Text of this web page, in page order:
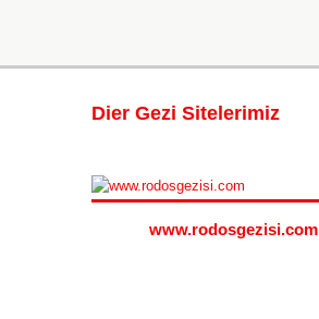
Dier Gezi Sitelerimiz
www.rodosgezisi.com